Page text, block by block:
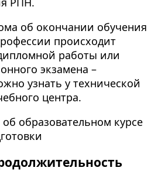
об окончании обучения
происходит
работы или
экзамена –
узнать у технической
центра.
образовательном курсе